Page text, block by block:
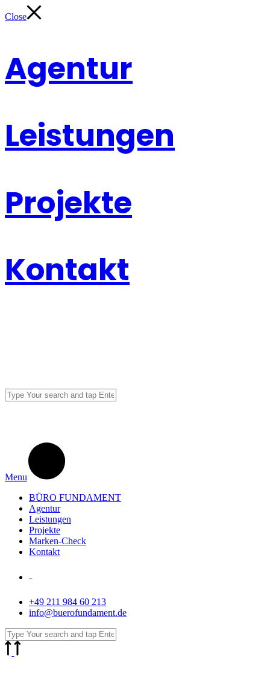
Close
Agentur
Leistungen
Projekte
Kontakt
Menu
BÜRO FUNDAMENT
Agentur
Leistungen
Projekte
Marken-Check
Kontakt
–
+49 211 984 60 213
info@buerofundament.de